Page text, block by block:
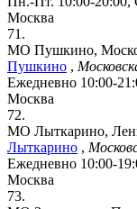
Москва
71.
МО Пушкино,
Пушкино ,
Ежедневно 10:00-
Москва
72.
МО Лыткарино,
Лыткарино ,
Ежедневно 10:00-
Москва
73.